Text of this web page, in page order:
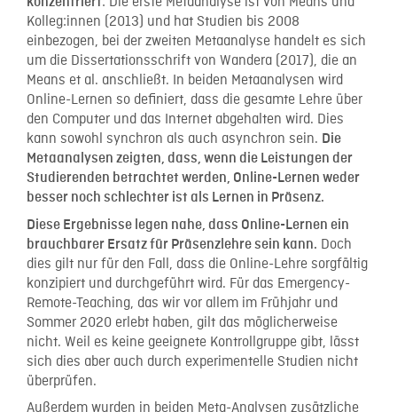
Kolleg:innen (2013) und hat Studien bis 2008
einbezogen, bei der zweiten Metaanalyse handelt es sich
um die Dissertationsschrift von Wandera (2017), die an
Means et al. anschließt. In beiden Metaanalysen wird
Online-Lernen so definiert, dass die gesamte Lehre über
den Computer und das Internet abgehalten wird. Dies
kann sowohl synchron als auch asynchron sein. Die
Metaanalysen zeigten, dass, wenn die Leistungen der
Studierenden betrachtet werden, Online-Lernen weder
besser noch schlechter ist als Lernen in Präsenz.
Diese Ergebnisse legen nahe, dass Online-Lernen ein
brauchbarer Ersatz für Präsenzlehre sein kann. Doch
dies gilt nur für den Fall, dass die Online-Lehre sorgfältig
konzipiert und durchgeführt wird. Für das Emergency-
Remote-Teaching, das wir vor allem im Frühjahr und
Sommer 2020 erlebt haben, gilt das möglicherweise
nicht. Weil es keine geeignete Kontrollgruppe gibt, lässt
sich dies aber auch durch experimentelle Studien nicht
überprüfen.
Außerdem wurden in beiden Meta-Analysen zusätzliche